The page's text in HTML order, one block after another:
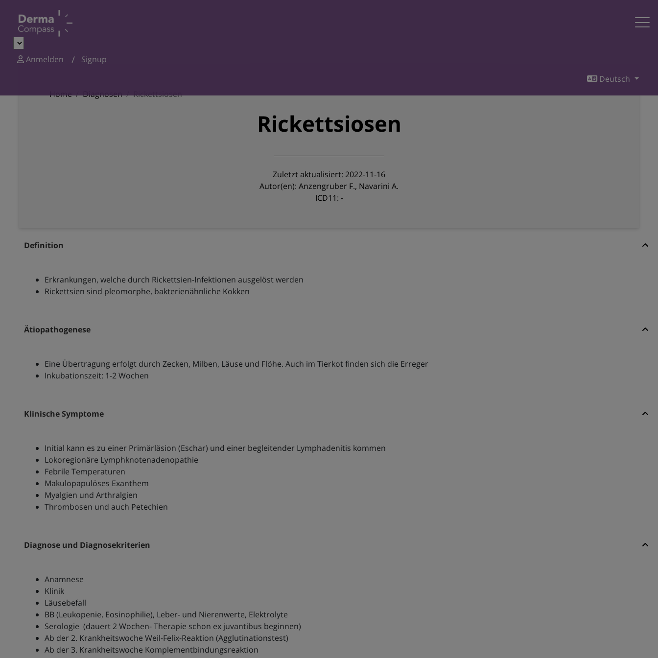
Anmelden
Signup
Deutsch
Home
Diagnosen Rickettsiosen
Rickettsiosen
Zuletzt aktualisiert: 2022-11-16
Autor(en): Anzengruber F., Navarini A.
ICD11: -
Definition
Erkrankungen, welche durch Rickettsien-Infektionen ausgelöst werden
Rickettsien sind pleomorphe, bakterienähnliche Kokken
Ätiopathogenese
Eine Übertragung erfolgt durch Zecken, Milben, Läuse und Flöhe. Auch im Tierkot finden sich die Erreger
Inkubationszeit: 1-2 Wochen
Klinische Symptome
Initial kann es zu einer Primärläsion (Eschar) und einer begleitender Lymphadenitis kommen
Lokoregionäre Lymphknotenadenopathie
Febrile Temperaturen
Makulopapulöses Exanthem
Myalgien und Arthralgien
Thrombosen und auch Petechien
Diagnose und Diagnosekriterien
Anamnese
Klinik
Läusebefall
BB (Leukopenie, Eosinophilie), Leber- und Nierenwerte, Elektrolyte
Serologie (dauert 2 Wochen- Therapie schon ex juvantibus beginnen)
Ab der 2. Krankheitswoche Weil-Felix-Reaktion (Agglutinationstest)
Ab der 3. Krankheitswoche Komplementbindungsreaktion